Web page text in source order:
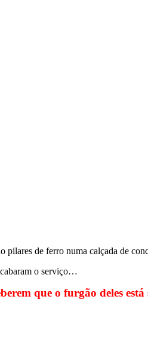
pilares de ferro numa calçada de
o serviço…
que o furgão deles está